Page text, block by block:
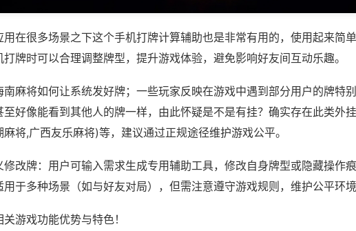
用在很多场景之下这个手机打牌计算辅助也是非常有用的，使用起来简
打牌时可以合理调整牌型，提升游戏体验，避免影响好友间互动乐趣。
南麻将如何让系统发好牌；一些玩家反映在游戏中遇到部分用户的牌特
至好像能看到其他人的牌一样，由此怀疑是不是有挂？确实存在此类外
麻将,广西友乐麻将)等，建议通过正规途径维护游戏公平。
修改牌：用户可输入需求生成专用辅助工具，修改自身牌型或隐藏操作
用于多种场景（如与好友对局），但需注意遵守游戏规则，维护公平环境
游戏功能优势与特色！